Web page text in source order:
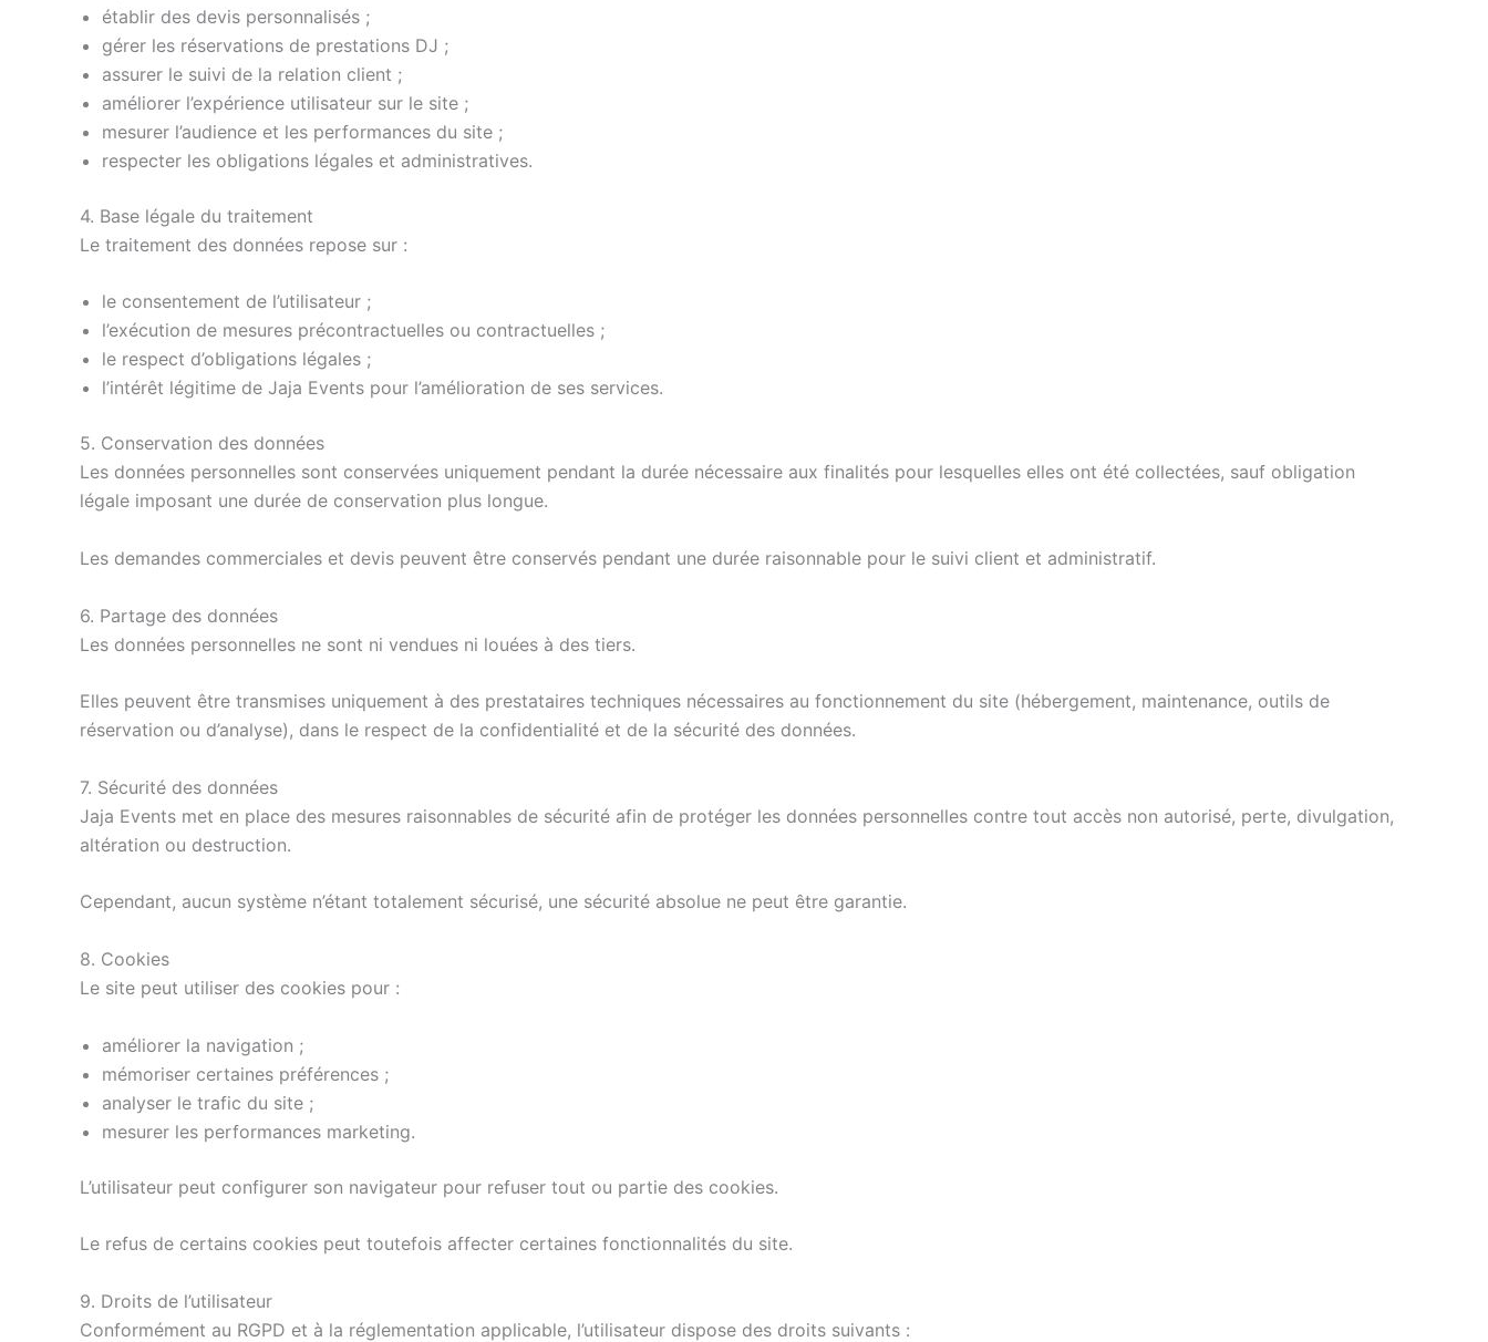
établir des devis personnalisés ;
gérer les réservations de prestations DJ ;
assurer le suivi de la relation client ;
améliorer l’expérience utilisateur sur le site ;
mesurer l’audience et les performances du site ;
respecter les obligations légales et administratives.
4. Base légale du traitement
Le traitement des données repose sur :
le consentement de l’utilisateur ;
l’exécution de mesures précontractuelles ou contractuelles ;
le respect d’obligations légales ;
l’intérêt légitime de Jaja Events pour l’amélioration de ses services.
5. Conservation des données
Les données personnelles sont conservées uniquement pendant la durée nécessaire aux finalités pour lesquelles elles ont été collectées, sauf obligation
légale imposant une durée de conservation plus longue.
Les demandes commerciales et devis peuvent être conservés pendant une durée raisonnable pour le suivi client et administratif.
6. Partage des données
Les données personnelles ne sont ni vendues ni louées à des tiers.
Elles peuvent être transmises uniquement à des prestataires techniques nécessaires au fonctionnement du site (hébergement, maintenance, outils de
réservation ou d’analyse), dans le respect de la confidentialité et de la sécurité des données.
7. Sécurité des données
Jaja Events met en place des mesures raisonnables de sécurité afin de protéger les données personnelles contre tout accès non autorisé, perte, divulgation,
altération ou destruction.
Cependant, aucun système n’étant totalement sécurisé, une sécurité absolue ne peut être garantie.
8. Cookies
Le site peut utiliser des cookies pour :
améliorer la navigation ;
mémoriser certaines préférences ;
analyser le trafic du site ;
mesurer les performances marketing.
L’utilisateur peut configurer son navigateur pour refuser tout ou partie des cookies.
Le refus de certains cookies peut toutefois affecter certaines fonctionnalités du site.
9. Droits de l’utilisateur
Conformément au RGPD et à la réglementation applicable, l’utilisateur dispose des droits suivants :